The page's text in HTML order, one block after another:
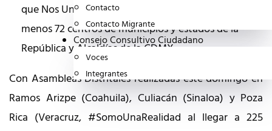
Contacto
Contacto Migrante
Consejo Consultivo Ciudadano
Voces
Integrantes
que Nos Une, desplegó a todos sus equipos en al
menos 72 centros de municipios y estados de la
República y Alcaldías de la CDMX.
Con Asambleas Distritales realizadas este domingo en
Ramos Arizpe (Coahuila), Culiacán (Sinaloa) y Poza
Rica (Veracruz, #SomoUnaRealidad al llegar a 225